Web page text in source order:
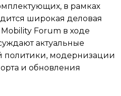
в рамках
широкая деловая
Forum в ходе
актуальные
политики, модернизации
и обновления